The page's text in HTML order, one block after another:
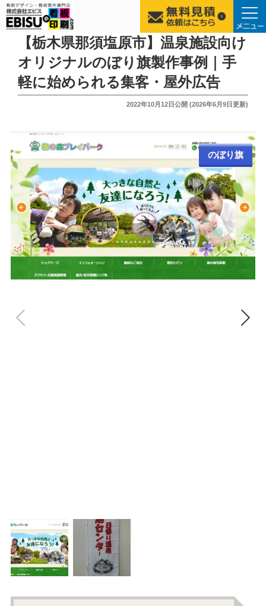
【栃木県那須塩原市】温泉施設向け
オリジナルのぼり旗製作事例｜手
軽に始められる集客・屋外広告
投
2022年10月12日公開 (2026年6月9日更新)
のぼり旗